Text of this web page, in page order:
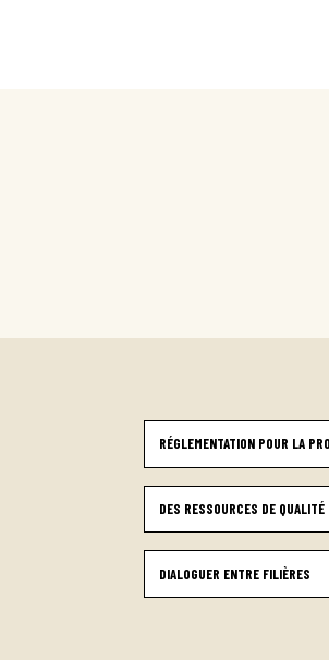
RÉGLEMENTATION POUR LA
DES RESSOURCES DE
DIALOGUER ENTRE FILIÈRES